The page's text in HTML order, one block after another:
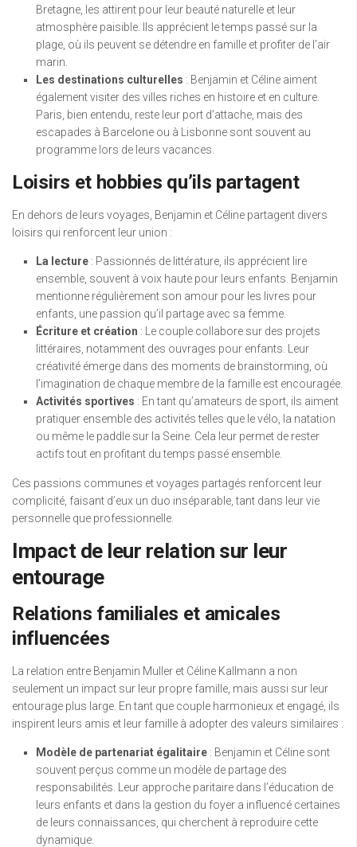
Bretagne, les attirent pour leur beauté naturelle et leur
atmosphère paisible. Ils apprécient le temps passé sur la
plage, où ils peuvent se détendre en famille et profiter de l’air
marin.
Les destinations culturelles : Benjamin et Céline aiment
également visiter des villes riches en histoire et en culture.
Paris, bien entendu, reste leur port d’attache, mais des
escapades à Barcelone ou à Lisbonne sont souvent au
programme lors de leurs vacances.
Loisirs et hobbies qu’ils partagent
En dehors de leurs voyages, Benjamin et Céline partagent divers
loisirs qui renforcent leur union :
La lecture : Passionnés de littérature, ils apprécient lire
ensemble, souvent à voix haute pour leurs enfants. Benjamin
mentionne régulièrement son amour pour les livres pour
enfants, une passion qu’il partage avec sa femme.
Écriture et création : Le couple collabore sur des projets
littéraires, notamment des ouvrages pour enfants. Leur
créativité émerge dans des moments de brainstorming, où
l’imagination de chaque membre de la famille est encouragée.
Activités sportives : En tant qu’amateurs de sport, ils aiment
pratiquer ensemble des activités telles que le vélo, la natation
ou même le paddle sur la Seine. Cela leur permet de rester
actifs tout en profitant du temps passé ensemble.
Ces passions communes et voyages partagés renforcent leur
complicité, faisant d’eux un duo inséparable, tant dans leur vie
personnelle que professionnelle.
Impact de leur relation sur leur
entourage
Relations familiales et amicales
influencées
La relation entre Benjamin Muller et Céline Kallmann a non
seulement un impact sur leur propre famille, mais aussi sur leur
entourage plus large. En tant que couple harmonieux et engagé, ils
inspirent leurs amis et leur famille à adopter des valeurs similaires :
Modèle de partenariat égalitaire : Benjamin et Céline sont
souvent perçus comme un modèle de partage des
responsabilités. Leur approche paritaire dans l’éducation de
leurs enfants et dans la gestion du foyer a influencé certaines
de leurs connaissances, qui cherchent à reproduire cette
dynamique.